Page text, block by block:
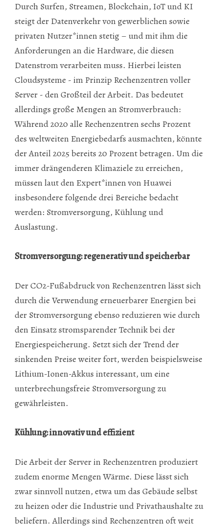
Durch Surfen, Streamen, Blockchain, IoT und KI
steigt der Datenverkehr von gewerblichen sowie
privaten Nutzer*innen stetig – und mit ihm die
Anforderungen an die Hardware, die diesen
Datenstrom verarbeiten muss. Hierbei leisten
Cloudsysteme - im Prinzip Rechenzentren voller
Server - den Großteil der Arbeit. Das bedeutet
allerdings große Mengen an Stromverbrauch:
Während 2020 alle Rechenzentren sechs Prozent
des weltweiten Energiebedarfs ausmachten, könnte
der Anteil 2025 bereits 20 Prozent betragen. Um die
immer drängenderen Klimaziele zu erreichen,
müssen laut den Expert*innen von Huawei
insbesondere folgende drei Bereiche bedacht
werden: Stromversorgung, Kühlung und
Auslastung.
Stromversorgung: regenerativ und speicherbar
Der CO2-Fußabdruck von Rechenzentren lässt sich
durch die Verwendung erneuerbarer Energien bei
der Stromversorgung ebenso reduzieren wie durch
den Einsatz stromsparender Technik bei der
Energiespeicherung. Setzt sich der Trend der
sinkenden Preise weiter fort, werden beispielsweise
Lithium-Ionen-Akkus interessant, um eine
unterbrechungsfreie Stromversorgung zu
gewährleisten.
Kühlung: innovativ und effizient
Die Arbeit der Server in Rechenzentren produziert
zudem enorme Mengen Wärme. Diese lässt sich
zwar sinnvoll nutzen, etwa um das Gebäude selbst
zu heizen oder die Industrie und Privathaushalte zu
beliefern. Allerdings sind Rechenzentren oft weit